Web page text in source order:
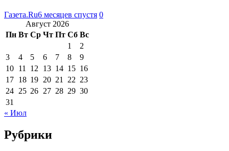
Газета.Ru6 месяцев спустя 0
Август 2026
Пн Вт Ср Чт Пт Сб Вс
1
2
3
4 5 6 7 8
9
10 11 12 13 14 15 16
17 18 19 20 21 22 23
24 25 26 27 28 29 30
31
« Июл
Рубрики